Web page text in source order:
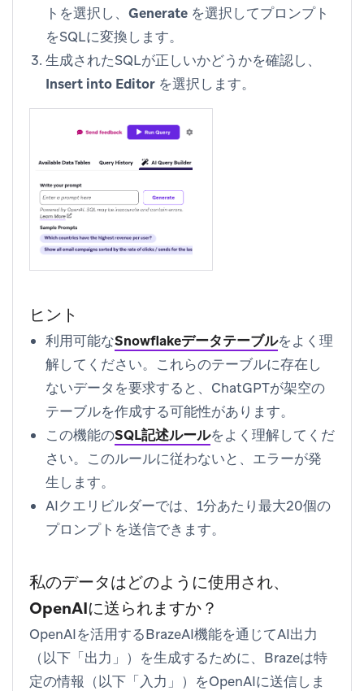
トを選択し、 Generate を選択してプロンプト
をSQLに変換します。
生成されたSQLが正しいかどうかを確認し、
Insert into Editor を選択します。
ヒント
利用可能なSnowflakeデータテーブルをよく理
解してください。これらのテーブルに存在し
ないデータを要求すると、ChatGPTが架空の
テーブルを作成する可能性があります。
この機能のSQL記述ルールをよく理解してくだ
さい。このルールに従わないと、エラーが発
生します。
AIクエリビルダーでは、1分あたり最大20個の
プロンプトを送信できます。
私のデータはどのように使用され、
OpenAIに送られますか？
OpenAIを活用するBrazeAI機能を通じてAI出力
（以下「出力」）を生成するために、Brazeは特
定の情報（以下「入力」）をOpenAIに送信しま